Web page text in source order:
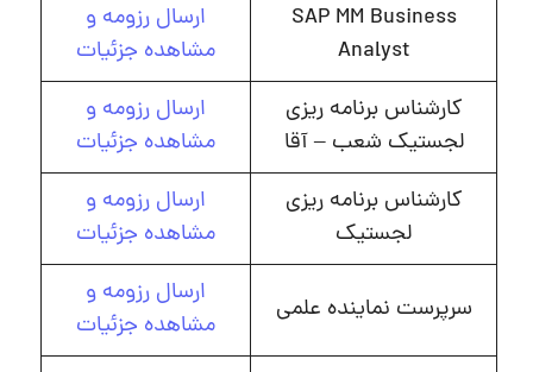
SAP MM Business
Analyst
ارسال رزومه و
مشاهده جزئیات
کارشناس برنامه ریزی
لجستیک شعب – آقا
ارسال رزومه و
مشاهده جزئیات
کارشناس برنامه ریزی
لجستیک
ارسال رزومه و
مشاهده جزئیات
سرپرست نماینده علمی
ارسال رزومه و
مشاهده جزئیات